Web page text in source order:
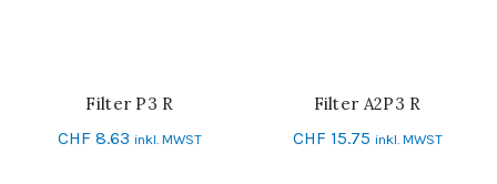
IN DEN WARENKORB
Filter P3 R
CHF 8.63 inkl. MWST
IN DEN WARENKORB
Filter A2P3 R
CHF 15.75 inkl. MWST